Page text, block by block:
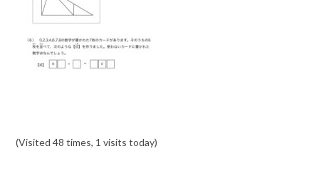
(Visited 48 times, 1 visits today)